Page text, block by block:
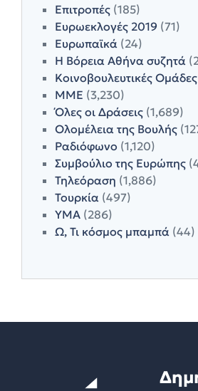
Επιτροπές (185)
Ευρωεκλογές 2019 (71)
Ευρωπαϊκά (24)
Η Βόρεια Αθήνα συζητά
Κοινοβουλευτικές
ΜΜΕ (3,230)
Όλες οι Δράσεις (1,689)
Ολομέλεια της Βουλής
Ραδιόφωνο (1,120)
Συμβούλιο της Ευρώπης
Τηλεόραση (1,886)
Τουρκία (497)
ΥΜΑ (286)
Ω, Τι κόσμος μπαμπά (44)